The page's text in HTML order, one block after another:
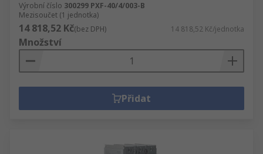
Výrobní číslo 300299 PXF-40/4/003-B
Mezisoučet (1 jednotka)
14 818,52 Kč(bez DPH) 14 818,52 Kč/jednotka
Množství
Přidat